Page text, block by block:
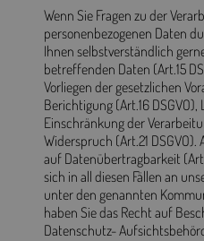
Wenn Sie Fragen zu der
personenbezogenen Daten
Ihnen selbstverständlich
betreffenden Daten (Art.15
Vorliegen der gesetzlichen
Berichtigung (Art.16 DSGVO),
Einschränkung der
Widerspruch (Art.21
auf Datenübertragbarkeit
sich in all diesen Fällen an
unter den genannten
haben Sie das Recht auf
Datenschutz-